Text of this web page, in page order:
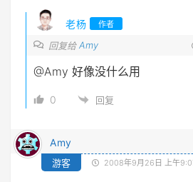
老杨 作者
回复给Amy
@Amy 好像没什么用
0 回复
Amy
游客 2008年9月26日 上午